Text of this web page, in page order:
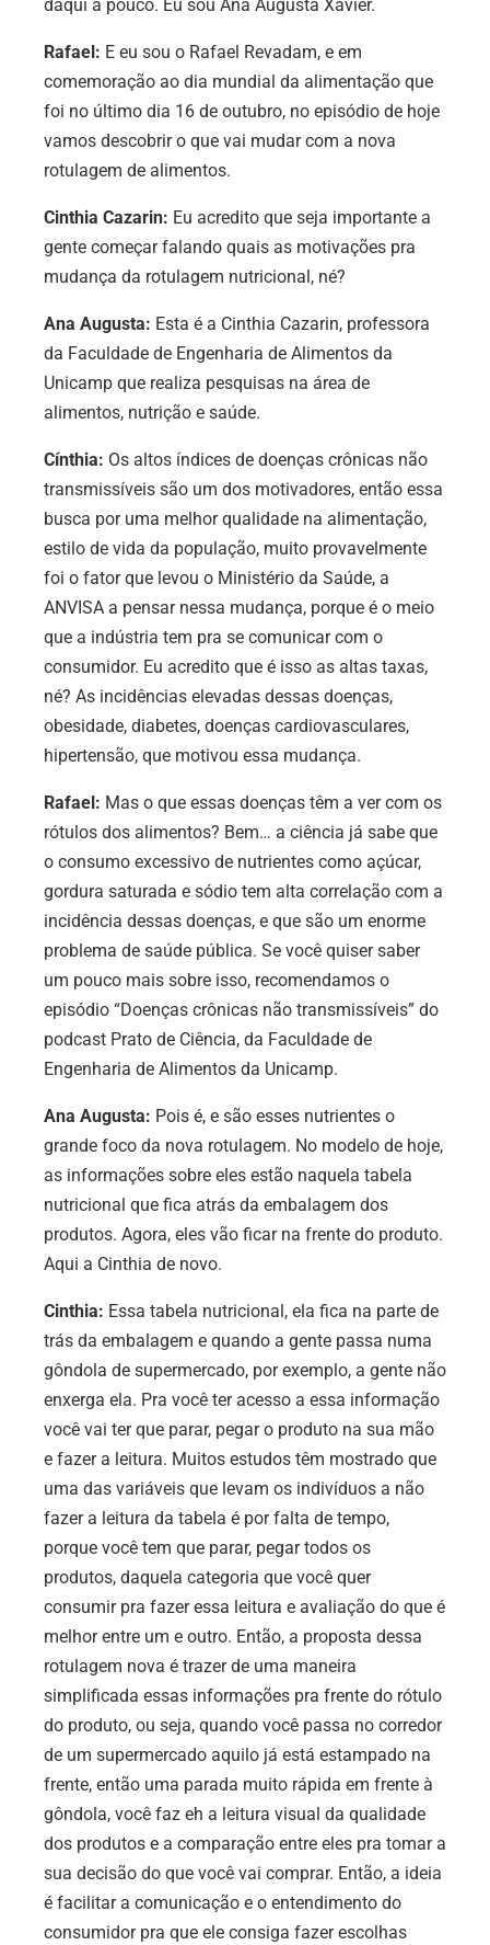
daqui a pouco. Eu sou Ana Augusta Xavier.
Rafael: E eu sou o Rafael Revadam, e em
comemoração ao dia mundial da alimentação que
foi no último dia 16 de outubro, no episódio de hoje
vamos descobrir o que vai mudar com a nova
rotulagem de alimentos.
Cinthia Cazarin: Eu acredito que seja importante a
gente começar falando quais as motivações pra
mudança da rotulagem nutricional, né?
Ana Augusta: Esta é a Cinthia Cazarin, professora
da Faculdade de Engenharia de Alimentos da
Unicamp que realiza pesquisas na área de
alimentos, nutrição e saúde.
Cínthia: Os altos índices de doenças crônicas não
transmissíveis são um dos motivadores, então essa
busca por uma melhor qualidade na alimentação,
estilo de vida da população, muito provavelmente
foi o fator que levou o Ministério da Saúde, a
ANVISA a pensar nessa mudança, porque é o meio
que a indústria tem pra se comunicar com o
consumidor. Eu acredito que é isso as altas taxas,
né? As incidências elevadas dessas doenças,
obesidade, diabetes, doenças cardiovasculares,
hipertensão, que motivou essa mudança.
Rafael: Mas o que essas doenças têm a ver com os
rótulos dos alimentos? Bem… a ciência já sabe que
o consumo excessivo de nutrientes como açúcar,
gordura saturada e sódio tem alta correlação com a
incidência dessas doenças, e que são um enorme
problema de saúde pública. Se você quiser saber
um pouco mais sobre isso, recomendamos o
episódio “Doenças crônicas não transmissíveis” do
podcast Prato de Ciência, da Faculdade de
Engenharia de Alimentos da Unicamp.
Ana Augusta: Pois é, e são esses nutrientes o
grande foco da nova rotulagem. No modelo de hoje,
as informações sobre eles estão naquela tabela
nutricional que fica atrás da embalagem dos
produtos. Agora, eles vão ficar na frente do produto.
Aqui a Cinthia de novo.
Cinthia: Essa tabela nutricional, ela fica na parte de
trás da embalagem e quando a gente passa numa
gôndola de supermercado, por exemplo, a gente não
enxerga ela. Pra você ter acesso a essa informação
você vai ter que parar, pegar o produto na sua mão
e fazer a leitura. Muitos estudos têm mostrado que
uma das variáveis que levam os indivíduos a não
fazer a leitura da tabela é por falta de tempo,
porque você tem que parar, pegar todos os
produtos, daquela categoria que você quer
consumir pra fazer essa leitura e avaliação do que é
melhor entre um e outro. Então, a proposta dessa
rotulagem nova é trazer de uma maneira
simplificada essas informações pra frente do rótulo
do produto, ou seja, quando você passa no corredor
de um supermercado aquilo já está estampado na
frente, então uma parada muito rápida em frente à
gôndola, você faz eh a leitura visual da qualidade
dos produtos e a comparação entre eles pra tomar a
sua decisão do que você vai comprar. Então, a ideia
é facilitar a comunicação e o entendimento do
consumidor pra que ele consiga fazer escolhas